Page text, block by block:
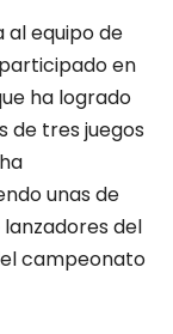
al equipo de
en
ha logrado
de tres juegos
unas de
del
campeonato